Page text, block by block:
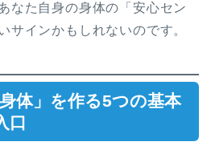
なた自身の身体の「安心セン
サインかもしれないのです。
体」を作る5つの基本
口